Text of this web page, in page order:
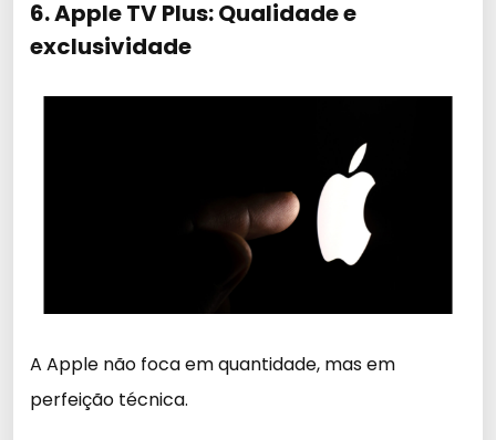
6. Apple TV Plus: Qualidade e
exclusividade
A Apple não foca em quantidade, mas em
perfeição técnica.